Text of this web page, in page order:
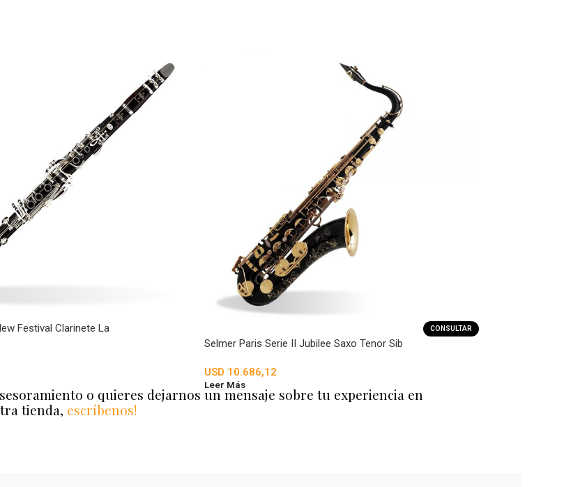
Festival Clarinete La CONSULTAR
Selmer Paris Serie II Jubilee Saxo Tenor Sib
USD 10.686,12
Leer Más
o quieres dejarnos un mensaje sobre tu experiencia en
tienda, escríbenos!